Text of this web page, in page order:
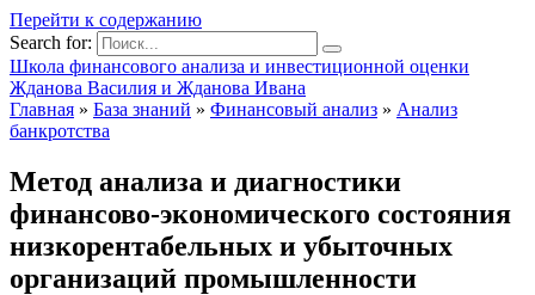
Перейти к содержанию
Search for:
Школа финансового анализа и инвестиционной оценки
Жданова Василия и Жданова Ивана
Главная » База знаний » Финансовый анализ » Анализ
банкротства
Метод анализа и диагностики
финансово-экономического состояния
низкорентабельных и убыточных
организаций промышленности